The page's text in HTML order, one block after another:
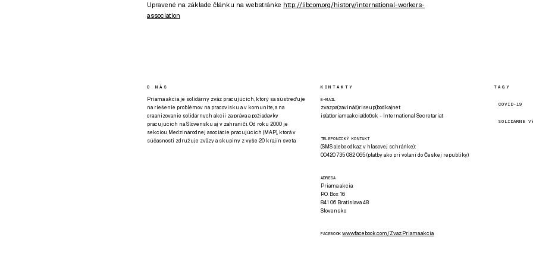
Upravené na základe článku na webstránke http://libcom.org/history/international-workers-
association
O NÁS
Priama akcia je solidárny zväz pracujúcich, ktorý sa sústreďuje
na riešenie problémov na pracovisku a v komunite, a na
organizovanie solidárnych akcií za práva a požiadavky
pracujúcich na Slovensku aj v zahraničí. Od roku 2000 je
sekciou Medzinárodnej asociácie pracujúcich (MAP), ktorá v
súčasnosti združuje zväzy a skupiny z vyše 20 krajín sveta.
KONTAKTY
E-MAIL
zvazpa(zavináč)riseup(bodka)net
is(at)priamaakcia(dot)sk - International Secretariat
TELEFONICKÝ KONTAKT
(SMS alebo odkaz v hlasovej schránke):
00420 735 082 065 (platby ako pri volaní do Českej republiky)
ADRESA
Priama akcia
P.O. Box 16
841 06 Bratislava 48
Slovensko
FACEBOOK www.facebook.com/Zvaz.Priama.akcia
TAGY
COVID-19
SOLIDÁRNE